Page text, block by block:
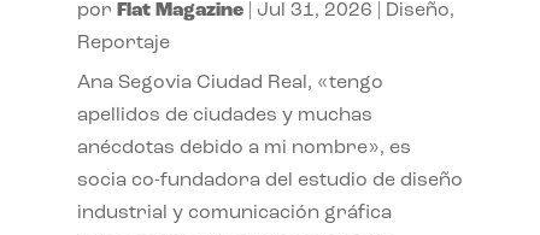
por Flat Magazine| Jul 31, 2026 Diseño,
Reportaje
Ana Segovia Ciudad Real, «tengo
apellidos de ciudades y muchas
anécdotas debido a mi nombre», es
socia co-fundadora del estudio de diseño
industrial y comunicación gráfica